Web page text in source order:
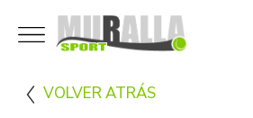
VOLVER ATRÁS